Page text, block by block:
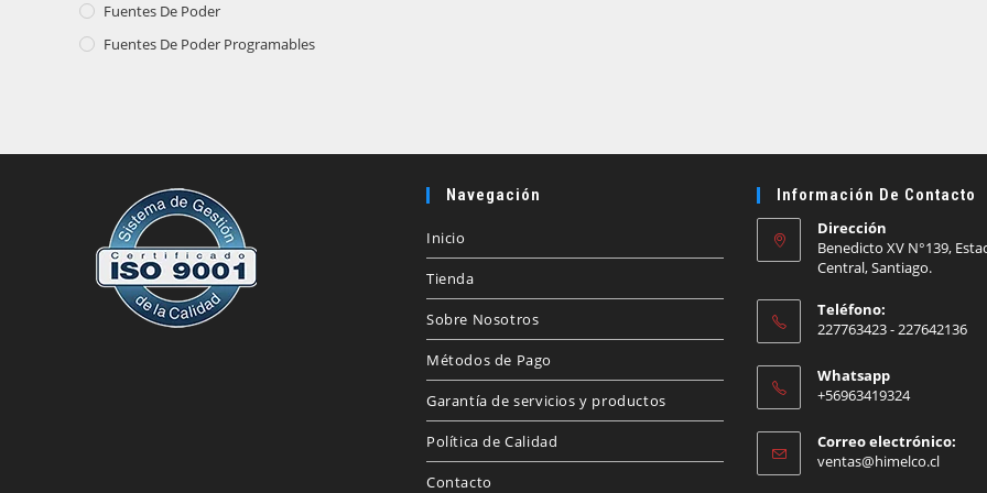
Fuentes De Poder
Fuentes De Poder Programables
Navegación
Inicio
Tienda
Sobre Nosotros
Métodos de Pago
Garantía de servicios y productos
Política de Calidad
Contacto
Información De Contacto
Dirección
Benedicto XV N°139,
Central, Santiago.
Teléfono:
227763423 - 227642136
Whatsapp
+56963419324
Correo electrónico:
ventas@himelco.clSe